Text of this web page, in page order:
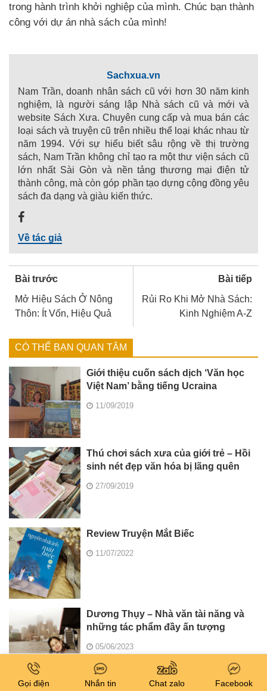
Gọi điện Nhắn tin Chat zalo Facebook
trong hành trình khởi nghiệp của mình. Chúc bạn thành
công với dự án nhà sách của mình!
Sachxua.vn
Nam Trần, doanh nhân sách cũ với hơn 30 năm kinh
nghiệm, là người sáng lập Nhà sách cũ và mới và
website Sách Xưa. Chuyên cung cấp và mua bán các
loại sách và truyện cũ trên nhiều thể loại khác nhau từ
năm 1994. Với sự hiểu biết sâu rộng về thị trường
sách, Nam Trần không chỉ tạo ra một thư viện sách cũ
lớn nhất Sài Gòn và nền tảng thương mại điện tử
thành công, mà còn góp phần tạo dựng cộng đồng yêu
sách đa dạng và giàu kiến thức.
Về tác giả
Bài trước
Mở Hiệu Sách Ở Nông
Thôn: Ít Vốn, Hiệu Quả
Bài tiếp
Rủi Ro Khi Mở Nhà Sách:
Kinh Nghiệm A-Z
CÓ THỂ BẠN QUAN TÂM
Giới thiệu cuốn sách dịch ‘Văn học
Việt Nam’ bằng tiếng Ucraina
11/09/2019
Thú chơi sách xưa của giới trẻ – Hồi
sinh nét đẹp văn hóa bị lãng quên
27/09/2019
Review Truyện Mắt Biếc
11/07/2022
Dương Thụy – Nhà văn tài năng và
những tác phẩm đầy ấn tượng
05/06/2023